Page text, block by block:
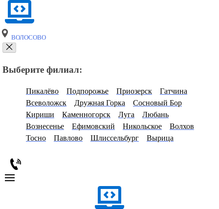
ВОЛОСОВО
Выберите филиал:
Пикалёво Подпорожье Приозерск
Гатчина
Всеволожск
Дружная Горка
Сосновый Бор
Кириши
Каменногорск Луга
Любань
Вознесенье
Ефимовский Никольское
Волхов
Тосно
Павлово Шлиссельбург Вырица